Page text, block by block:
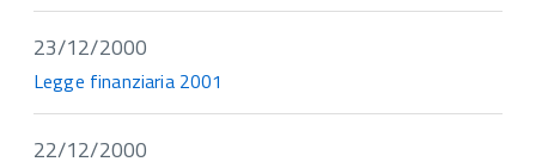
23/12/2000
Legge finanziaria 2001
22/12/2000